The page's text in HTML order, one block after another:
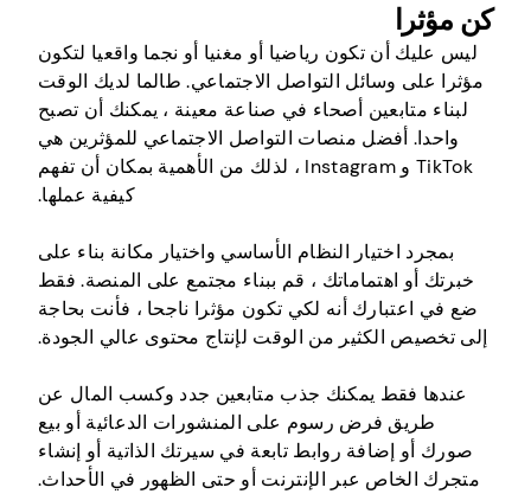
كن مؤثرا
ليس عليك أن تكون رياضيا أو مغنيا أو نجما واقعيا لتكون
مؤثرا على وسائل التواصل الاجتماعي. طالما لديك الوقت
لبناء متابعين أصحاء في صناعة معينة ، يمكنك أن تصبح
واحدا. أفضل منصات التواصل الاجتماعي للمؤثرين هي
TikTok و Instagram ، لذلك من الأهمية بمكان أن تفهم
كيفية عملها.
بمجرد اختيار النظام الأساسي واختيار مكانة بناء على
خبرتك أو اهتماماتك ، قم ببناء مجتمع على المنصة. فقط
ضع في اعتبارك أنه لكي تكون مؤثرا ناجحا ، فأنت بحاجة
إلى تخصيص الكثير من الوقت لإنتاج محتوى عالي الجودة.
عندها فقط يمكنك جذب متابعين جدد وكسب المال عن
طريق فرض رسوم على المنشورات الدعائية أو بيع
صورك أو إضافة روابط تابعة في سيرتك الذاتية أو إنشاء
متجرك الخاص عبر الإنترنت أو حتى الظهور في الأحداث.